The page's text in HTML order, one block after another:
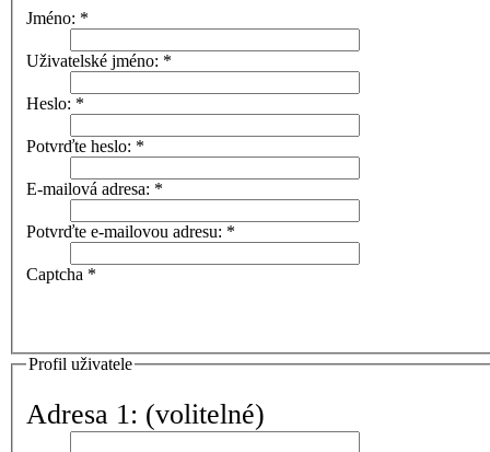
Jméno: *
Uživatelské jméno: *
Heslo: *
Potvrďte heslo: *
E-mailová adresa: *
Potvrďte e-mailovou adresu: *
Captcha *
Profil uživatele
Adresa 1: (volitelné)